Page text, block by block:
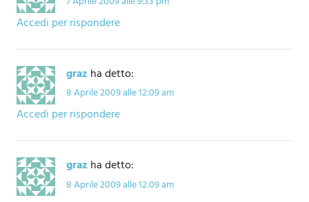
Accedi per rispondere
graz ha detto:
8 Aprile 2009 alle 12:09 am
Accedi per rispondere
graz ha detto:
8 Aprile 2009 alle 12:09 am